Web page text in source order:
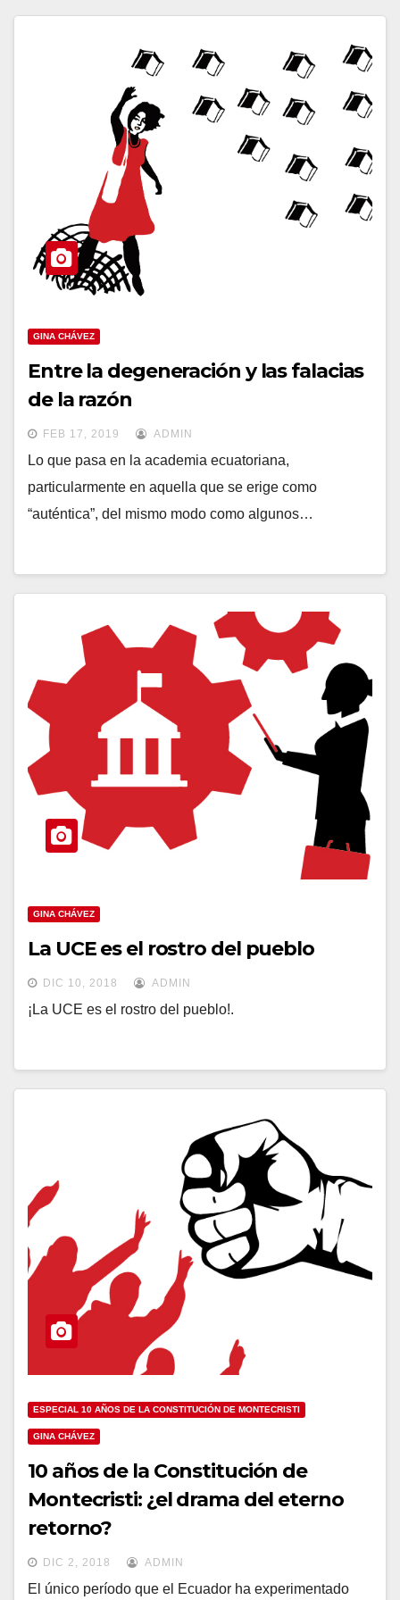
GINA CHÁVEZ
Entre la degeneración y las falacias
de la razón
FEB 17, 2019 ADMIN
Lo que pasa en la academia ecuatoriana,
particularmente en aquella que se erige como
“auténtica”, del mismo modo como algunos…
GINA CHÁVEZ
La UCE es el rostro del pueblo
DIC 10, 2018 ADMIN
¡La UCE es el rostro del pueblo!.
ESPECIAL 10 AÑOS DE LA CONSTITUCIÓN DE MONTECRISTI
GINA CHÁVEZ
10 años de la Constitución de
Montecristi: ¿el drama del eterno
retorno?
DIC 2, 2018 ADMIN
El único período que el Ecuador ha experimentado